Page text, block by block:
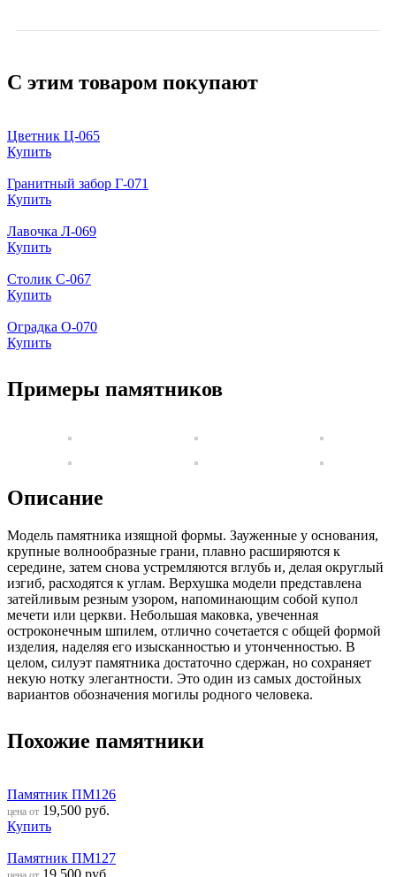
С этим товаром покупают
Цветник Ц-065
Купить
Гранитный забор Г-071
Купить
Лавочка Л-069
Купить
Столик С-067
Купить
Оградка О-070
Купить
Примеры памятников
Описание
Модель памятника изящной формы. Зауженные у основания,
крупные волнообразные грани, плавно расширяются к
середине, затем снова устремляются вглубь и, делая округлый
изгиб, расходятся к углам. Верхушка модели представлена
затейливым резным узором, напоминающим собой купол
мечети или церкви. Небольшая маковка, увеченная
остроконечным шпилем, отлично сочетается с общей формой
изделия, наделяя его изысканностью и утонченностью. В
целом, силуэт памятника достаточно сдержан, но сохраняет
некую нотку элегантности. Это один из самых достойных
вариантов обозначения могилы родного человека.
Похожие памятники
Памятник ПМ126
цена от 19,500 руб.
Купить
Памятник ПМ127
19,500 руб.